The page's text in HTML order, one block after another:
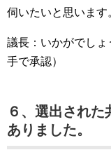
伺いたいと思います
議長：いかがでし
手で承認）
６、選出され
ありました。